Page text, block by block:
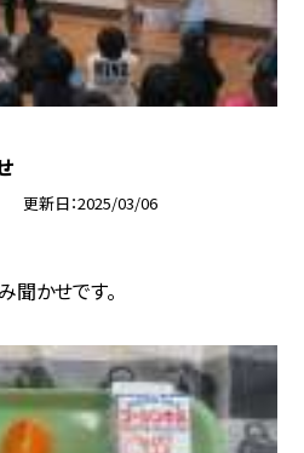
更新日 2025/03/06
聞かせです。